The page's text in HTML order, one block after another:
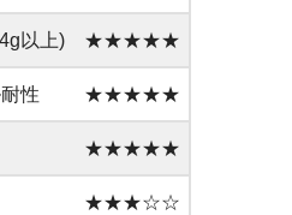
以上) ★★★★★
性 ★★★★★
★★★★★
★★★☆☆